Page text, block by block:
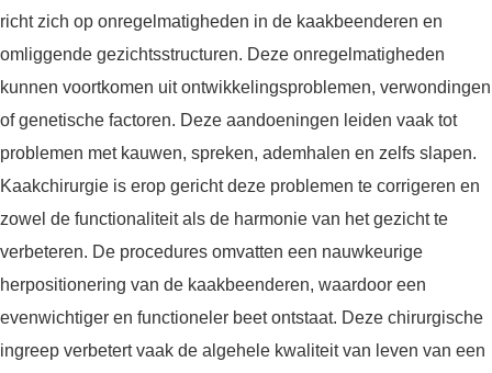
richt zich op onregelmatigheden in de kaakbeenderen en
omliggende gezichtsstructuren. Deze onregelmatigheden
kunnen voortkomen uit ontwikkelingsproblemen, verwondingen
of genetische factoren. Deze aandoeningen leiden vaak tot
problemen met kauwen, spreken, ademhalen en zelfs slapen.
Kaakchirurgie is erop gericht deze problemen te corrigeren en
zowel de functionaliteit als de harmonie van het gezicht te
verbeteren. De procedures omvatten een nauwkeurige
herpositionering van de kaakbeenderen, waardoor een
evenwichtiger en functioneler beet ontstaat. Deze chirurgische
ingreep verbetert vaak de algehele kwaliteit van leven van een